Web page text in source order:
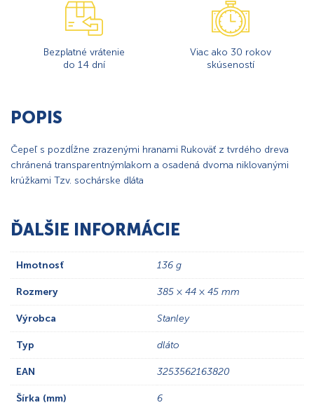
Bezplatné vrátenie
do 14 dní
Viac ako 30 rokov
skúseností
POPIS
Čepeľ s pozdĺžne zrazenými hranami Rukoväť z tvrdého dreva
chránená transparentnýmlakom a osadená dvoma niklovanými
krúžkami Tzv. sochárske dláta
ĎALŠIE INFORMÁCIE
Hmotnosť 136 g
Rozmery 385 × 44 × 45 mm
Výrobca Stanley
Typ dláto
EAN 3253562163820
Šírka (mm) 6